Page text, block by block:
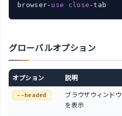
browser- use close
グローバルオプション
オプション 説明
--headed
ブラウザウィンドウ
を表示